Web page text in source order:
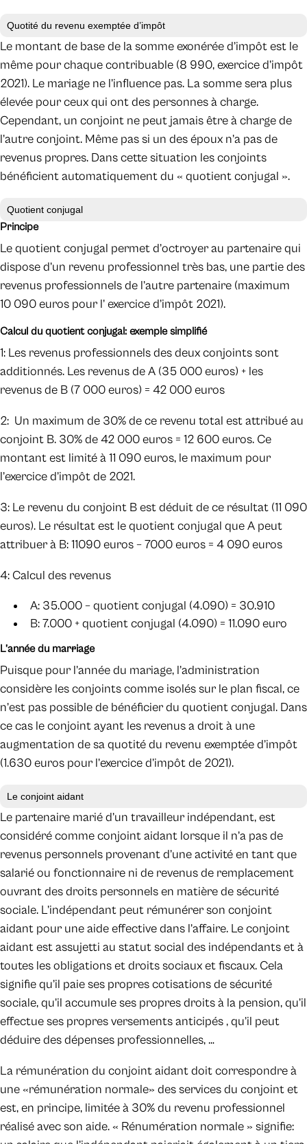
Quotité du revenu exemptée d’impôt
Le montant de base de la somme exonérée d’impôt est le
même pour chaque contribuable (8 990, exercice d’impôt
2021). Le mariage ne l’influence pas. La somme sera plus
élevée pour ceux qui ont des personnes à charge.
Cependant, un conjoint ne peut jamais être à charge de
l’autre conjoint. Même pas si un des époux n’a pas de
revenus propres. Dans cette situation les conjoints
bénéficient automatiquement du « quotient conjugal ».
Quotient conjugal
Principe
Le quotient conjugal permet d’octroyer au partenaire qui
dispose d’un revenu professionnel très bas, une partie des
revenus professionnels de l’autre partenaire (maximum
10 090 euros pour l’ exercice d’impôt 2021).
Calcul du quotient conjugal: exemple simplifié
1: Les revenus professionnels des deux conjoints sont
additionnés. Les revenus de A (35 000 euros) + les
revenus de B (7 000 euros) = 42 000 euros
2: Un maximum de 30% de ce revenu total est attribué au
conjoint B. 30% de 42 000 euros = 12 600 euros. Ce
montant est limité à 11 090 euros, le maximum pour
l’exercice d’impôt de 2021.
3: Le revenu du conjoint B est déduit de ce résultat (11 090
euros). Le résultat est le quotient conjugal que A peut
attribuer à B: 11090 euros – 7000 euros = 4 090 euros
4: Calcul des revenus
A: 35.000 – quotient conjugal (4.090) = 30.910
B: 7.000 + quotient conjugal (4.090) = 11.090 euro
L’année du marriage
Puisque pour l’année du mariage, l’administration
considère les conjoints comme isolés sur le plan fiscal, ce
n’est pas possible de bénéficier du quotient conjugal. Dans
ce cas le conjoint ayant les revenus a droit à une
augmentation de sa quotité du revenu exemptée d’impôt
(1.630 euros pour l’exercice d’impôt de 2021).
Le conjoint aidant
Le partenaire marié d’un travailleur indépendant, est
considéré comme conjoint aidant lorsque il n’a pas de
revenus personnels provenant d’une activité en tant que
salarié ou fonctionnaire ni de revenus de remplacement
ouvrant des droits personnels en matière de sécurité
sociale. L’indépendant peut rémunérer son conjoint
aidant pour une aide effective dans l’affaire. Le conjoint
aidant est assujetti au statut social des indépendants et à
toutes les obligations et droits sociaux et fiscaux. Cela
signifie qu’il paie ses propres cotisations de sécurité
sociale, qu’il accumule ses propres droits à la pension, qu’il
effectue ses propres versements anticipés , qu’il peut
déduire des dépenses professionnelles, …
La rémunération du conjoint aidant doit correspondre à
une «rémunération normale» des services du conjoint et
est, en principe, limitée à 30% du revenu professionnel
réalisé avec son aide. « Rénumération normale » signifie: